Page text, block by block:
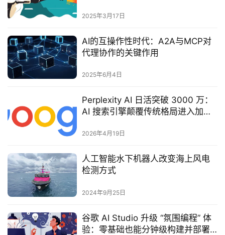
2025年3月17日
AI的互操作性时代：A2A与MCP对
代理协作的关键作用
2025年6月4日
Perplexity AI 日活突破 3000 万：
AI 搜索引擎颠覆传统格局进入加速
2026年4月19日
人工智能水下机器人改变海上风电
检测方式
2024年9月25日
谷歌 AI Studio 升级 “氛围编程” 体
验：零基础也能分钟级构建并部署